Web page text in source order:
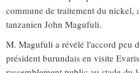
commune de traitement du nickel,
tanzanien John Magufuli.
M. Magufuli a révélé l'accord peu
président burundais en visite